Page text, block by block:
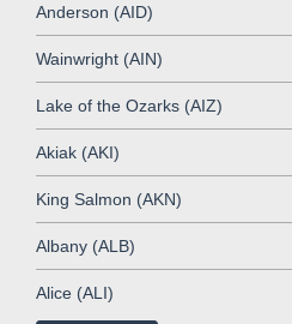
Anderson (AID)
Wainwright (AIN)
Lake of the Ozarks (AIZ)
Akiak (AKI)
King Salmon (AKN)
Albany (ALB)
Alice (ALI)